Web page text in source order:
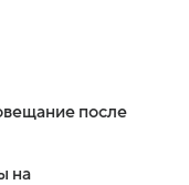
после
на